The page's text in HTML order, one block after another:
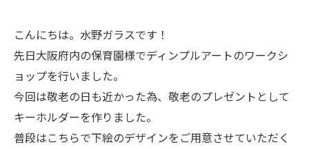
こんにちは。水野ガラスです！
先日大阪府内の保育園様でディンプルアートのワークシ
ョップを行いました。
今回は敬老の日も近かった為、敬老のプレゼントとして
キーホルダーを作りました。
普段はこちらで下絵のデザインをご用意させていただく